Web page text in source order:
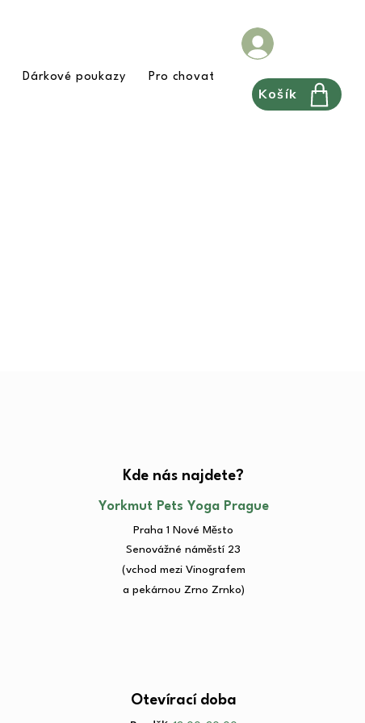
Dárkové poukazy Pro chovatele FAQ Pravidla
Košík
Kde nás najdete?​
Yorkmut Pets Yoga Prague
Praha 1 Nové Město
Senovážné náměstí 23​
(vchod mezi Vinografem
a pekárnou Zrno Zrnko)
Otevírací doba